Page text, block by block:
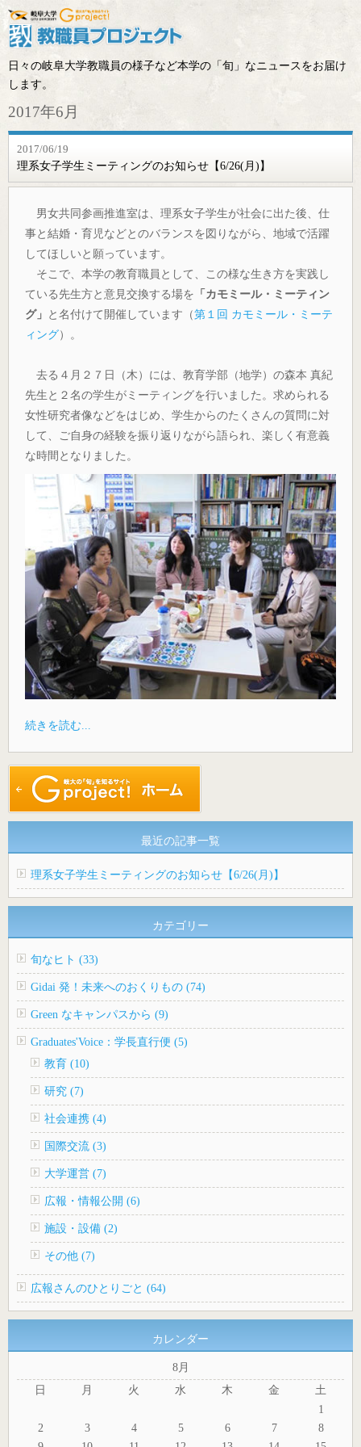
日々の岐阜大学教職員の様子など本学の「旬」なニュースをお届け
します。
2017年6月
2017/06/19
理系女子学生ミーティングのお知らせ【6/26(月)】
男女共同参画推進室は、理系女子学生が社会に出た後、仕
事と結婚・育児などとのバランスを図りながら、地域で活躍
してほしいと願っています。
そこで、本学の教育職員として、この様な生き方を実践し
ている先生方と意見交換する場を 「カモミール・ミーティン
グ」 と名付けて開催しています（第１回 カモミール・ミーテ
ィング）。
去る４月２７日（木）には、教育学部（地学）の森本 真紀
先生と２名の学生がミーティングを行いました。求められる
女性研究者像などをはじめ、学生からのたくさんの質問に対
して、ご自身の経験を振り返りながら語られ、楽しく有意義
な時間となりました。
続きを読む...
最近の記事一覧
理系女子学生ミーティングのお知らせ【6/26(月)】
カテゴリー
旬なヒト (33)
Gidai 発！未来へのおくりもの (74)
Green なキャンパスから (9)
Graduates'Voice：学長直行便 (5)
教育 (10)
研究 (7)
社会連携 (4)
国際交流 (3)
大学運営 (7)
広報・情報公開 (6)
施設・設備 (2)
その他 (7)
広報さんのひとりごと (64)
カレンダー
8月
日
月 火 水 木 金
土
1
2
3 4 5 6 7
8